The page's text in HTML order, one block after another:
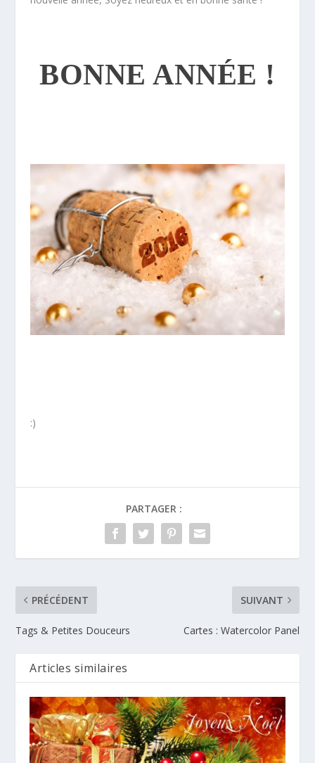
BONNE ANNÉE !
:)
PARTAGER :
PRÉCÉDENT
Tags & Petites Douceurs
SUIVANT
Cartes : Watercolor Panel
Articles similaires